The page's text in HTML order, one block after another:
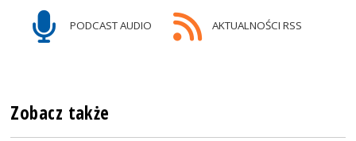
PODCAST AUDIO AKTUALNOŚCI RSS
Zobacz także